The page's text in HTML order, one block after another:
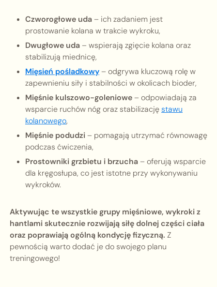
Czworogłowe uda– ich zadaniem jest
prostowanie kolana w trakcie wykroku,
Dwugłowe uda– wspierają zgięcie kolana oraz
stabilizują miednicę,
Mięsień pośladkowy– odgrywa kluczową rolę w
zapewnieniu siły i stabilności w okolicach bioder,
Mięśnie kulszowo-goleniowe– odpowiadają za
wsparcie ruchów nóg oraz stabilizacjęstawu
kolanowego,
Mięśnie podudzi– pomagają utrzymać równowagę
podczas ćwiczenia,
Prostowniki grzbietu i brzucha– oferują wsparcie
dla kręgosłupa, co jest istotne przy wykonywaniu
wykroków.
Aktywując te wszystkie grupy mięśniowe, wykroki z
hantlami skutecznie rozwijają siłę dolnej części ciała
oraz poprawiają ogólną kondycję fizyczną. Z
pewnością warto dodać je do swojego planu
treningowego!